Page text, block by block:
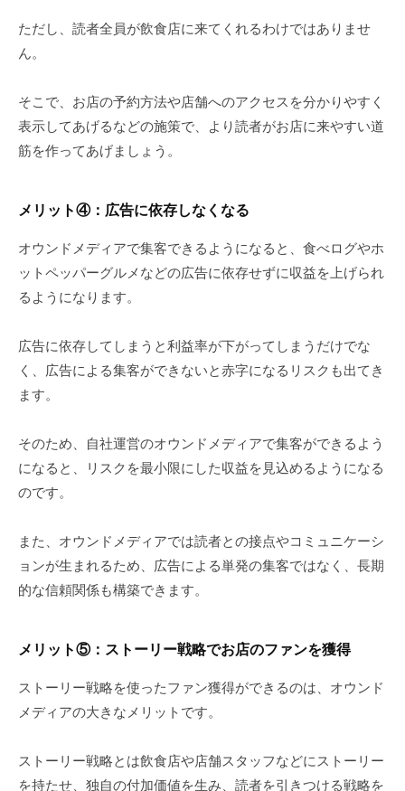
ただし、読者全員が飲食店に来てくれるわけではありませ
ん。
そこで、お店の予約方法や店舗へのアクセスを分かりやすく
表示してあげるなどの施策で、より読者がお店に来やすい道
筋を作ってあげましょう。
メリット④：広告に依存しなくなる
オウンドメディアで集客できるようになると、食べログやホ
ットペッパーグルメなどの広告に依存せずに収益を上げられ
るようになります。
広告に依存してしまうと利益率が下がってしまうだけでな
く、広告による集客ができないと赤字になるリスクも出てき
ます。
そのため、自社運営のオウンドメディアで集客ができるよう
になると、リスクを最小限にした収益を見込めるようになる
のです。
また、オウンドメディアでは読者との接点やコミュニケーシ
ョンが生まれるため、広告による単発の集客ではなく、長期
的な信頼関係も構築できます。
メリット⑤：ストーリー戦略でお店のファンを獲得
ストーリー戦略を使ったファン獲得ができるのは、オウンド
メディアの大きなメリットです。
ストーリー戦略とは飲食店や店舗スタッフなどにストーリー
を持たせ、独自の付加価値を生み、読者を引きつける戦略を